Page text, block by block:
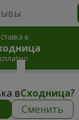
в
вСходница?
Сменить